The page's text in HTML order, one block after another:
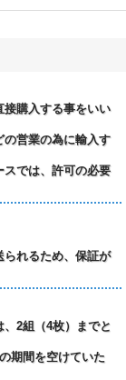
接購入する事をいい
の営業の為に輸入す
スでは、許可の必要
られるため、保証が
2組（4枚）までと
期間を空けていた